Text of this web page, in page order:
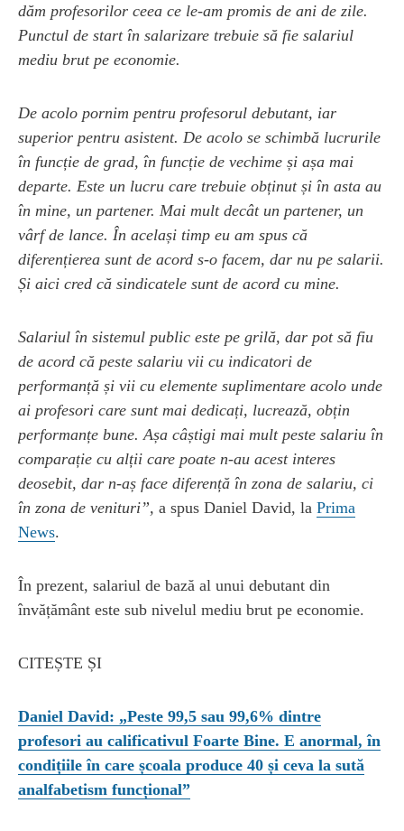
dăm profesorilor ceea ce le-am promis de ani de zile.
Punctul de start în salarizare trebuie să fie salariul
mediu brut pe economie.
De acolo pornim pentru profesorul debutant, iar
superior pentru asistent. De acolo se schimbă lucrurile
în funcție de grad, în funcție de vechime și așa mai
departe. Este un lucru care trebuie obținut și în asta au
în mine, un partener. Mai mult decât un partener, un
vârf de lance. În același timp eu am spus că
diferențierea sunt de acord s-o facem, dar nu pe salarii.
Și aici cred că sindicatele sunt de acord cu mine.
Salariul în sistemul public este pe grilă, dar pot să fiu
de acord că peste salariu vii cu indicatori de
performanță și vii cu elemente suplimentare acolo unde
ai profesori care sunt mai dedicați, lucrează, obțin
performanțe bune. Așa câștigi mai mult peste salariu în
comparație cu alții care poate n-au acest interes
deosebit, dar n-aș face diferență în zona de salariu, ci
în zona de venituri”, a spus Daniel David, la Prima
News.
În prezent, salariul de bază al unui debutant din
învățământ este sub nivelul mediu brut pe economie.
CITEȘTE ȘI
Daniel David: „Peste 99,5 sau 99,6% dintre
profesori au calificativul Foarte Bine. E anormal, în
condițiile în care școala produce 40 și ceva la sută
analfabetism funcțional”